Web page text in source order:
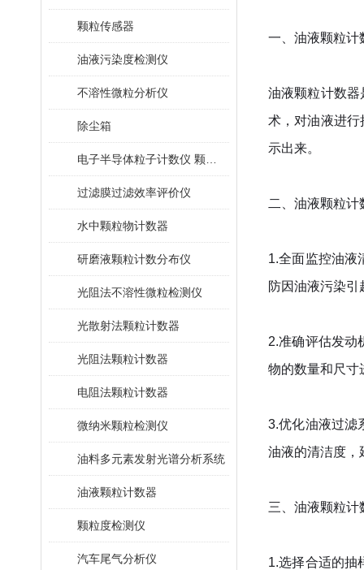
颗粒传感器
油液污染度检测仪
不溶性微粒分析仪
除尘箱
过滤膜过滤效率评价仪
水中颗粒物计数器
研磨液颗粒计数分布仪
光阻法不溶性微粒检测仪
光散射法颗粒计数器
光阻法颗粒计数器
电阻法颗粒计数器
微纳米颗粒检测仪
油料多元素发射光谱分析系统
油液颗粒计数器
颗粒度检测仪
汽车尾气分析仪
一、油液颗粒计
油液颗粒计数
术，对油液进
示出来。
二、油液颗粒
1.全面监控油液
防因油液污染
2.准确评估发动
物的数量和尺寸
3.优化油液过滤
油液的清洁度，
三、油液颗粒计
1.选择合适的抽